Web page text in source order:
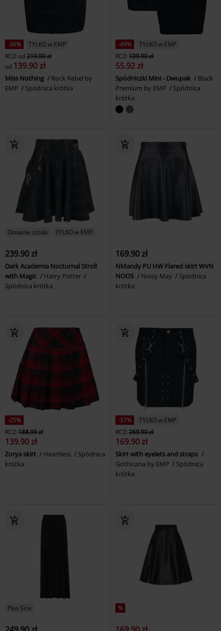
-36%
TYLKO w EMP
RCD od 219.90 zł
od 139.90 zł
Miss Nothing
Rock Rebel by
EMP
Spódnica krótka
-49%
TYLKO w EMP
RCD 109.90 zł
55.92 zł
Spódniczki Mini - Dwupak
Black
Premium by EMP
Spódnica
krótka
Ostatnie sztuki TYLKO w EMP
239.90 zł
Dark Academia Nocturnal Stroll
with Magic
Harry Potter
Spódnica krótka
169.90 zł
NMandy PU HW Flared skirt WVN
NOOS
Noisy May
Spódnica
krótka
-25%
RCD 188.99 zł
139.90 zł
Zorya skirt Heartless
Spódnica
krótka
-37%
TYLKO w EMP
RCD 269.90 zł
169.90 zł
Skirt with eyelets and straps
Gothicana by EMP
Spódnica
krótka
Plus Size %